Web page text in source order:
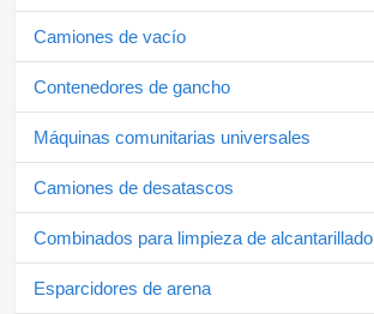
Camiones de vacío
Contenedores de gancho
Máquinas comunitarias universales
Camiones de desatascos
Combinados para limpieza de alcantarillado
Esparcidores de arena